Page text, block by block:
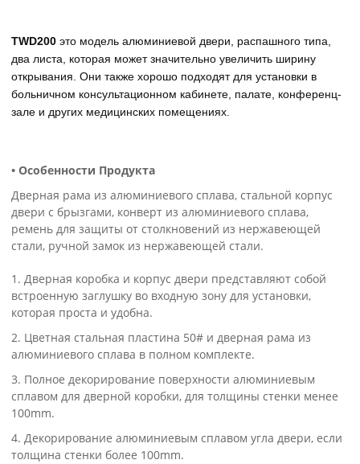
TWD200 это модель алюминиевой двери, распашного типа,
два листа, которая может значительно увеличить ширину
открывания. Они также хорошо подходят для установки в
больничном консультационном кабинете, палате, конференц-
зале и других медицинских помещениях.
• Особенности Продукта
Дверная рама из алюминиевого сплава, стальной корпус
двери с брызгами, конверт из алюминиевого сплава,
ремень для защиты от столкновений из нержавеющей
стали, ручной замок из нержавеющей стали.
1. Дверная коробка и корпус двери представляют собой
встроенную заглушку во входную зону для установки,
которая проста и удобна.
2. Цветная стальная пластина 50# и дверная рама из
алюминиевого сплава в полном комплекте.
3. Полное декорирование поверхности алюминиевым
сплавом для дверной коробки, для толщины стенки менее
100mm.
4. Декорирование алюминиевым сплавом угла двери, если
толщина стенки более 100mm.